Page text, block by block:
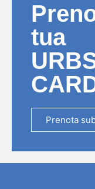
tua
Prenota